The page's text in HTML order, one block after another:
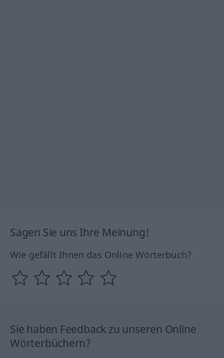
Sagen Sie uns Ihre Meinung!
Wie gefällt Ihnen das Online Wörterbuch?
Sie haben Feedback zu unseren Online
Wörterbüchern?